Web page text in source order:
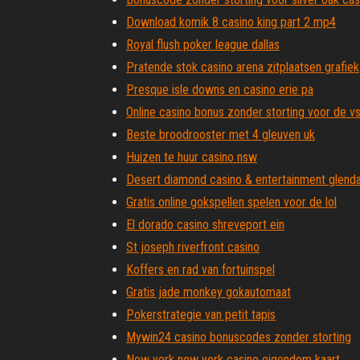
Download komik 8 casino king part 2 mp4
Royal flush poker league dallas
Pratende stok casino arena zitplaatsen grafiek
Presque isle downs en casino erie pa
Online casino bonus zonder storting voor de
Beste broodrooster met 4 gleuven uk
Huizen te huur casino nsw
Desert diamond casino & entertainment
Gratis online gokspellen spelen voor de lol
El dorado casino shreveport ein
St joseph riverfront casino
Koffers en rad van fortuinspel
Gratis jade monkey gokautomaat
Pokerstrategie van petit tapis
Mywin24 casino bonuscodes zonder storting